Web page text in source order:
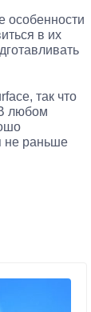
особенности
в их
так что
любом
не раньше